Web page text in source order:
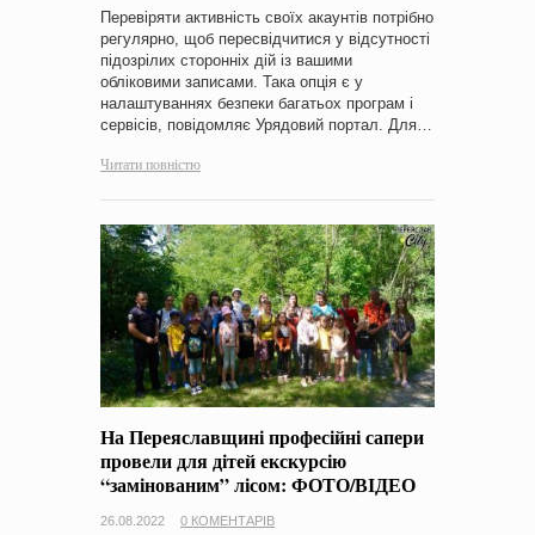
Перевіряти активність своїх акаунтів потрібно
регулярно, щоб пересвідчитися у відсутності
підозрілих сторонніх дій із вашими
обліковими записами. Така опція є у
налаштуваннях безпеки багатьох програм і
сервісів, повідомляє Урядовий портал. Для…
Читати повністю
На Переяславщині професійні сапери
провели для дітей екскурсію
“замінованим” лісом: ФОТО/ВІДЕО
26.08.2022 0 КОМЕНТАРІВ